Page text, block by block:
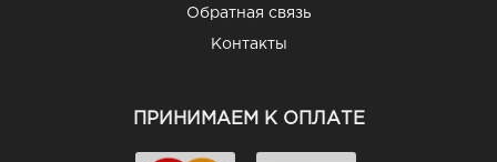
Обратная связь
Контакты
ПРИНИМАЕМ К ОПЛАТЕ